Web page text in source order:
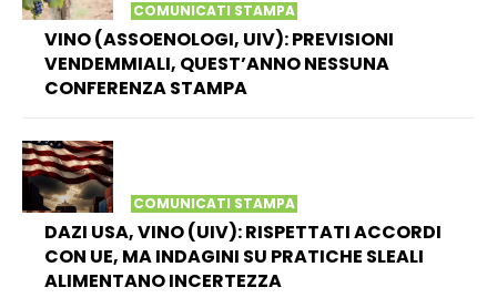
COMUNICATI STAMPA
VINO (ASSOENOLOGI, UIV): PREVISIONI
VENDEMMIALI, QUEST’ANNO NESSUNA
CONFERENZA STAMPA
COMUNICATI STAMPA
DAZI USA, VINO (UIV): RISPETTATI ACCORDI
CON UE, MA INDAGINI SU PRATICHE SLEALI
ALIMENTANO INCERTEZZA